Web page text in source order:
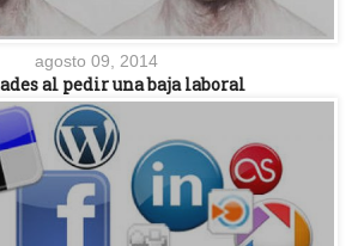
agosto 09, 2014
al pedir una baja laboral